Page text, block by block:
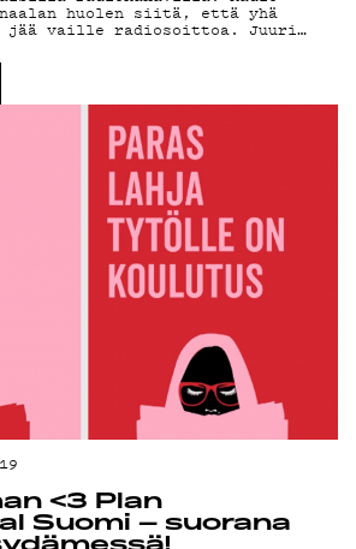
huolen siitä, että yhä
jää vaille radiosoittoa. Juuri…
<3 Plan
Suomi – suorana